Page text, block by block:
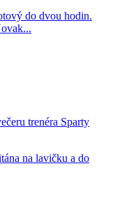
do dvou hodin.
trenéra Sparty
na lavičku a do